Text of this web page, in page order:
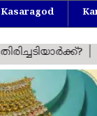
Kasaragod